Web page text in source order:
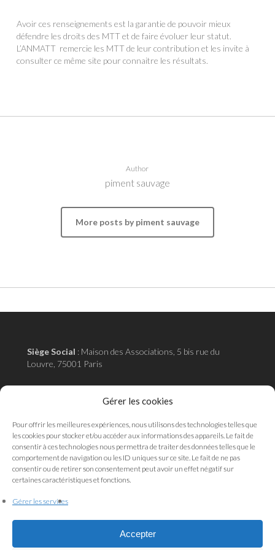
Gérer les cookies
Pour offrir les meilleures expériences, nous utilisons des technologies telles que
les cookies pour stocker et/ou accéder aux informations des appareils. Le fait de
consentir à ces technologies nous permettra de traiter des données telles que le
comportement de navigation ou les ID uniques sur ce site. Le fait de ne pas
consentir ou de retirer son consentement peut avoir un effet négatif sur
certaines caractéristiques et fonctions.
Gérer les services
Accepter
Avoir ces renseignements est la garantie de pouvoir mieux
défendre les droits des MTT et de faire évoluer leur statut.
L’ANMATT remercie les MTT de leur contribution et les invite à
consulter ce même site pour connaitre les résultats.
Author
piment sauvage
More posts by piment sauvage
Siège Social : Maison des Associations, 5 bis rue du
Louvre, 75001 Paris
Mentions légales
Politique de cookies
Politique de confidentialité